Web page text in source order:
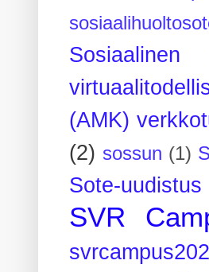
Sosiaalinen
(AMK)
(2) sossun (1)
Sote-uudistus
SVR